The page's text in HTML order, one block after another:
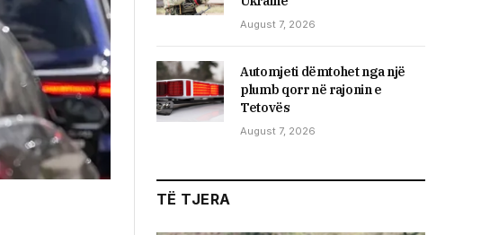
August 7, 2026
Automjeti dëmtohet nga një
plumb qorr në rajonin e
Tetovës
August 7, 2026
TË TJERA